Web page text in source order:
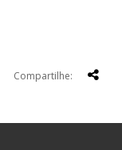
Compartilhe: